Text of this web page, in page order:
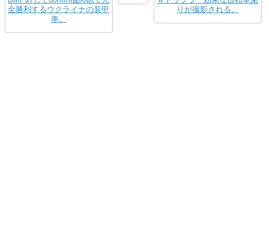
全勝利するウクライナの装甲
車。
りが撮影される。